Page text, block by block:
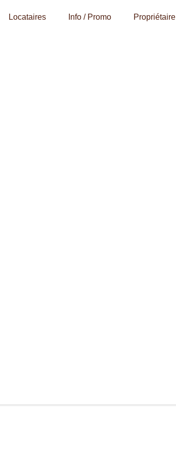
Locataires Info / Promo Propriétaire